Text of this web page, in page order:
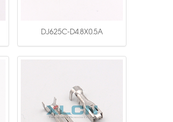
DJ625C-D4.8X0.5A